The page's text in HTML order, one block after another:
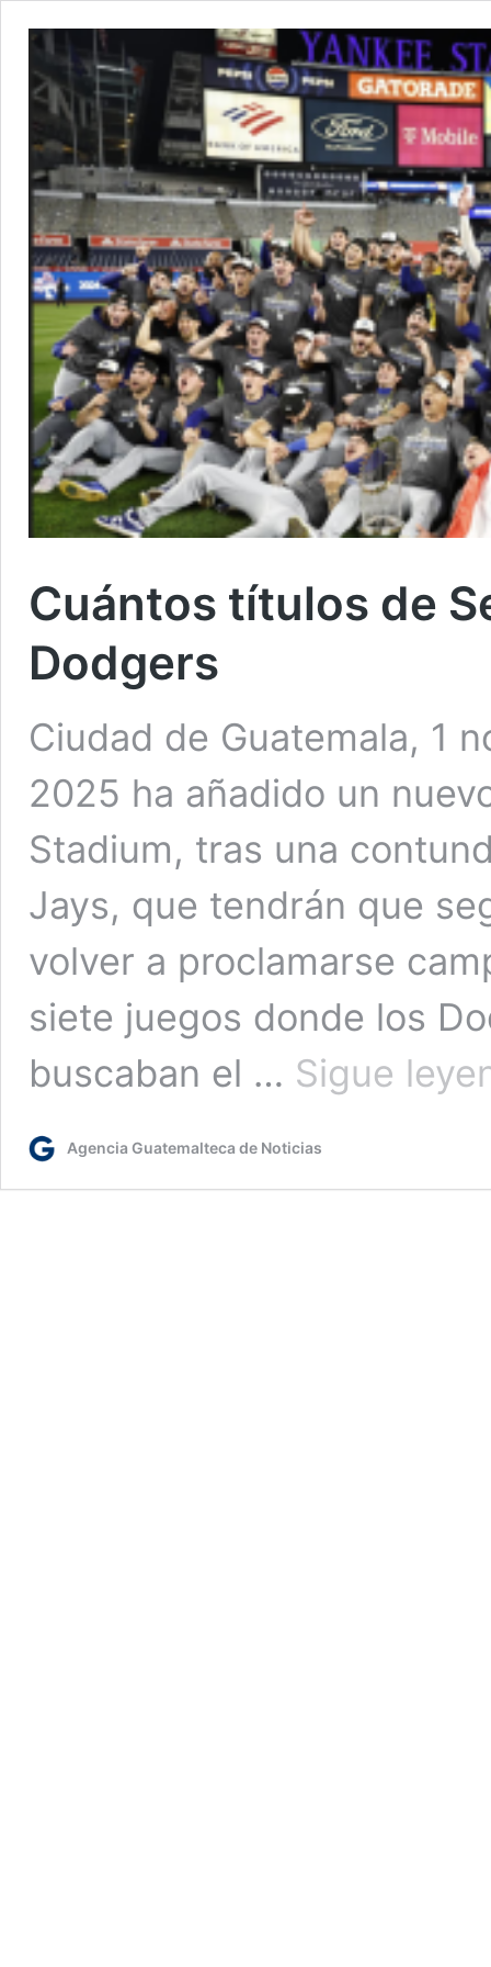
Cuántos títulos de
Dodgers
Ciudad de Guatemala, 1
2025 ha añadido un
Stadium, tras una
Jays, que tendrán que
volver a proclamarse
siete juegos donde los
buscaban el … Sigue
Agencia Guatemalteca de Noticias